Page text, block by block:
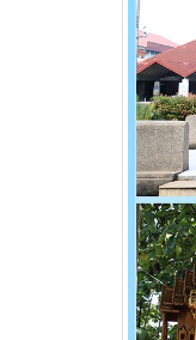
เพื่อพั
หกรรม